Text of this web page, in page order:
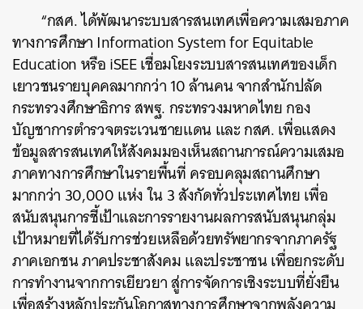
“กสศ. ได้พัฒนาระบบสารสนเทศเพื่อความเสมอภาค
ทางการศึกษา Information System for Equitable
Education หรือ iSEE เชื่อมโยงระบบสารสนเทศของเด็ก
เยาวชนรายบุคคลมากกว่า 10 ล้านคน จากสำนักปลัด
กระทรวงศึกษาธิการ สพฐ. กระทรวงมหาดไทย กอง
บัญชาการตำรวจตระเวนชายแดน และ กสศ. เพื่อแสดง
ข้อมูลสารสนเทศให้สังคมมองเห็นสถานการณ์ความเสมอ
ภาคทางการศึกษาในรายพื้นที่ ครอบคลุมสถานศึกษา
มากกว่า 30,000 แห่ง ใน 3 สังกัดทั่วประเทศไทย เพื่อ
สนับสนุนการชี้เป้าและการรายงานผลการสนับสนุนกลุ่ม
เป้าหมายที่ได้รับการช่วยเหลือด้วยทรัพยากรจากภาครัฐ
ภาคเอกชน ภาคประชาสังคม และประชาชน เพื่อยกระดับ
การทำงานจากการเยียวยา สู่การจัดการเชิงระบบที่ยั่งยืน